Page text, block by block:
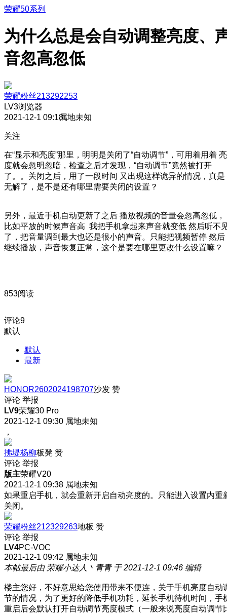
荣耀50系列
为什么总是会自动调整亮度、
音忽高忽低
荣耀粉丝213292253
LV3浏览器
2021-12-1 09:18属地未知
关注
在“显示和亮度”那里，明明是关闭了“自动调节”，可用着用着 亮
度就会忽明忽暗，检查之后才发现，“自动调节”竟然被打开
了。。关闭之后，用了一段时间 又出现这样诡异的情况，真是
无解了，是不是还有哪里需要关闭的设置？
另外，最近手机自动更新了之后 播放视频的音量会忽高忽低，
比如平放的时候声音高 我把手机拿起来声音就变低 然后听不
了，把音量调到最大也还是很小的声音。只能把视频暂停 然后
继续播放，声音恢复正常，这个是要在哪里更改什么设置嘛？
853阅读
评论9
默认
默认
最新
HONOR2602024198707沙发 赞
评论 举报
LV9荣耀30 Pro
2021-12-1 09:30 属地未知
，
拂堤杨柳板凳 赞
评论 举报
版主荣耀V20
2021-12-1 09:38 属地未知
如果重启手机，就会重新开启自动亮度的。只能进入设置内重
关闭。
荣耀粉丝212329263地板 赞
评论 举报
LV4PC-VOC
2021-12-1 09:42 属地未知
本帖最后由 荣耀小达人丶青青 于 2021-12-1 09:46 编辑
楼主您好，不好意思给您使用带来不便连，关于手机亮度自动
节的情况，为了更好的降低手机功耗，延长手机待机时间，手
重启后会默认打开自动调节亮度模式（一般来说亮度自动调节